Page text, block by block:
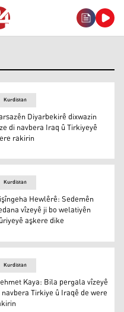
vîze di navbera Iraq û
Kurdistan
Diyarbekirê dixwazin
di navbera Iraq û Tirkiyeyê
rakirin
vîzeyê ji bo
Kurdistan
Hewlêrê: Sedemên
vîzeyê ji bo welatiyên
aşkere dike
Kurdistan
Kaya: Bila pergala vîzeyê
Tirkiye û Iraqê de were